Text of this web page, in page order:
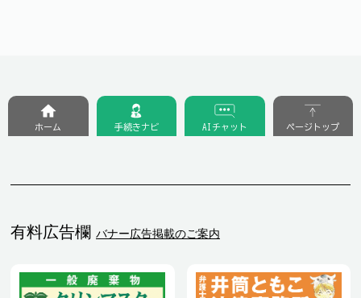
有料広告欄 バナー広告掲載のご案内
ホーム 手続きナビ AIチャット ページトップ